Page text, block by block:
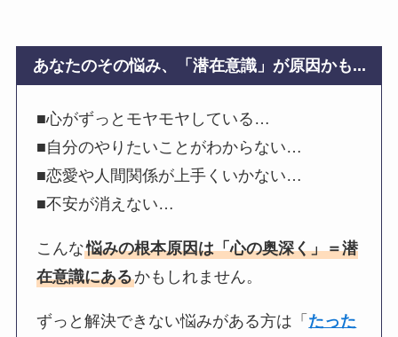
あなたのその悩み、「潜在意識」が原因かも...
■心がずっとモヤモヤしている…
■自分のやりたいことがわからない…
■恋愛や人間関係が上手くいかない…
■不安が消えない…
こんな悩みの根本原因は「心の奥深く」＝潜
在意識にあるかもしれません。
ずっと解決できない悩みがある方は「 たった